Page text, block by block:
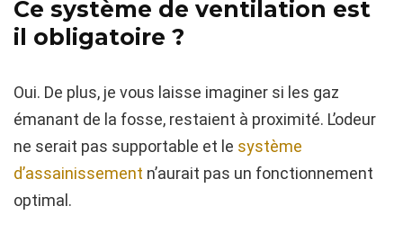
Ce système de ventilation est
il obligatoire ?
Oui. De plus, je vous laisse imaginer si les gaz
émanant de la fosse, restaient à proximité. L’odeur
ne serait pas supportable et le système
d’assainissement n’aurait pas un fonctionnement
optimal.